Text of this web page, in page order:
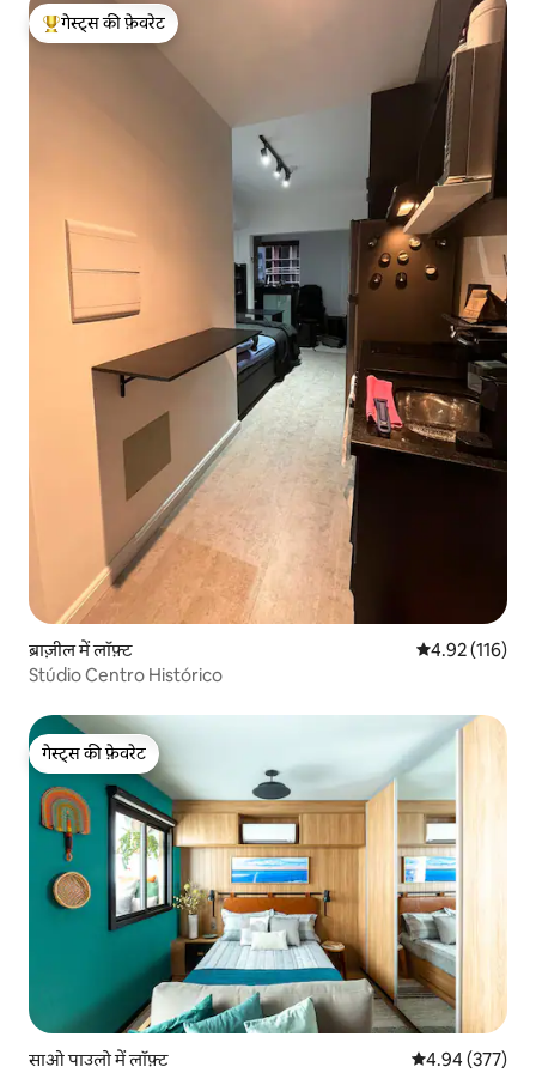
गेस्ट्स का टॉप फ़ेवरेट
गेस्ट्स की फ़ेवरेट
ब्राज़ील में लॉफ़्ट औसत रेटिंग 5 में से
4.92 (116)
Stúdio Centro Histórico
गेस्ट्स की फ़ेवरेट
गेस्ट्स की फ़ेवरेट
साओ पाउलो में लॉफ़्ट औसत रेटिंग 5 में से
4.94 (377)